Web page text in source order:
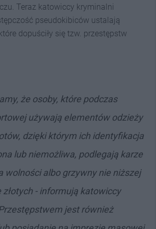
Teraz katowiccy kryminalni
pseudokibiców ustalają
dopuściły się tzw. przestępstw
że osoby, które podczas
używają elementów odzieży
dzięki którym ich identyfikacja
lub niemożliwa, podlegają karze
wolności albo grzywny nie niższej
złotych - informują katowiccy
jest również